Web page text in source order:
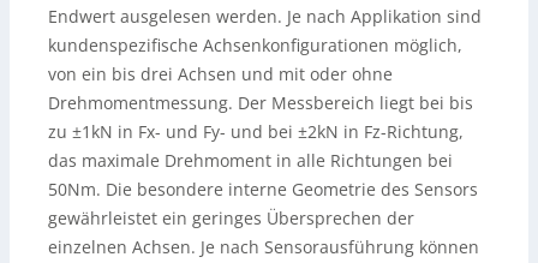
Endwert ausgelesen werden. Je nach Applikation sind
kundenspezifische Achsenkonfigurationen möglich,
von ein bis drei Achsen und mit oder ohne
Drehmomentmessung. Der Messbereich liegt bei bis
zu ±1kN in Fx- und Fy- und bei ±2kN in Fz-Richtung,
das maximale Drehmoment in alle Richtungen bei
50Nm. Die besondere interne Geometrie des Sensors
gewährleistet ein geringes Übersprechen der
einzelnen Achsen. Je nach Sensorausführung können